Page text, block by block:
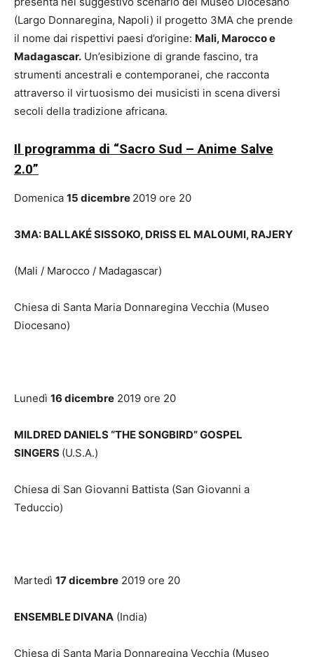
(Largo Donnaregina, Napoli) il progetto 3MA che prende
il nome dai rispettivi paesi d’origine: Mali, Marocco e
Madagascar. Un’esibizione di grande fascino, tra
strumenti ancestrali e contemporanei, che racconta
attraverso il virtuosismo dei musicisti in scena diversi
secoli della tradizione africana.
Il programma di “Sacro Sud – Anime Salve
2.0”
Domenica 15 dicembre 2019 ore 20
3MA: BALLAKÉ SISSOKO, DRISS EL MALOUMI, RAJERY
(Mali / Marocco / Madagascar)
Chiesa di Santa Maria Donnaregina Vecchia (Museo
Diocesano)
Lunedì 16 dicembre 2019 ore 20
MILDRED DANIELS “THE SONGBIRD” GOSPEL
SINGERS (U.S.A.)
Chiesa di San Giovanni Battista (San Giovanni a
Teduccio)
Martedì 17 dicembre 2019 ore 20
ENSEMBLE DIVANA (India)
Chiesa di Santa Maria Donnaregina Vecchia (Museo